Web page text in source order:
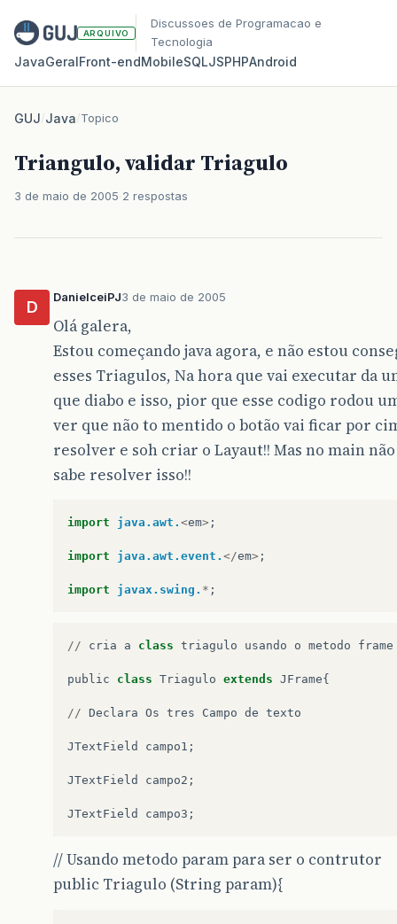
ARQUIVO
Discussoes de Programacao e
Tecnologia
JavaGeralFront‑endMobileSQLJSPHPAndroid
GUJ/Java/Topico
Triangulo, validar Triagulo
3 de maio de 2005 2 respostas
D
DanielceiPJ3 de maio de 2005
Olá galera,
Estou começando java agora, e não estou
esses Triagulos, Na hora que vai executar da
que diabo e isso, pior que esse codigo rodou
ver que não to mentido o botão vai ficar por
resolver e soh criar o Layaut!! Mas no main
sabe resolver isso!!
import java.awt. <em> ;
import java.awt.event. </em> ;
import javax.swing. * ;
// cria a class triagulo usando o metodo frame
public class Triagulo extends JFrame{
// Declara Os tres Campo de texto
JTextField campo1 ;
JTextField campo2 ;
JTextField campo3 ;
// Usando metodo param para ser o contrutor
public Triagulo (String param){